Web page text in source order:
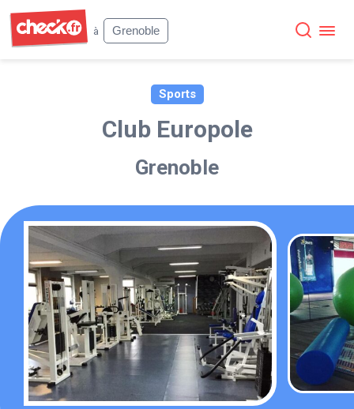
à
Grenoble
Sports
Club Europole
Grenoble